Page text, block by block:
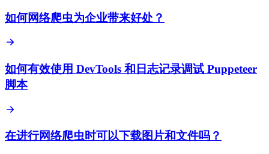
如何网络爬虫为企业带来好处？
如何有效使用 DevTools 和日志记录调试 Puppeteer
脚本
在进行网络爬虫时可以下载图片和文件吗？